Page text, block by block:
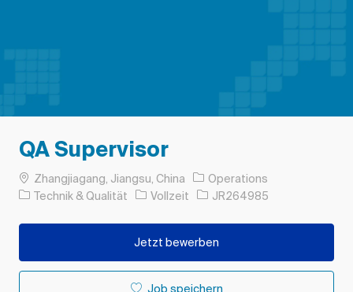
QA Supervisor
Ort Zhangjiagang, Jiangsu, China
Operations
Kategorie
Technik & Qualität Auftragstyp
Vollzeit Auftrags-ID
JR264985
Jetzt bewerben
Job speichern